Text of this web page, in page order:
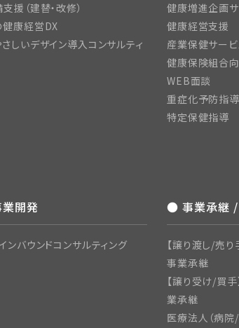
援（建替・改修）
康経営DX
しいデザイン導入コンサルティ
健康増進企画
健康経営支援
産業保健サー
健康保険組合
WEB面談
重症化予防指導
特定保健指導
開発
ンバウンドコンサルティング
● 事業承継 /
【譲り渡し/売
事業承継
【譲り受け/買
業承継
医療法人（病院/